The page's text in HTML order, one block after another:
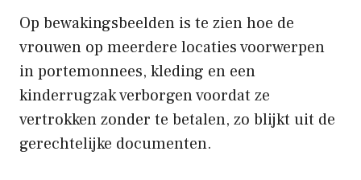
Op bewakingsbeelden is te zien hoe de
vrouwen op meerdere locaties voorwerpen
in portemonnees, kleding en een
kinderrugzak verborgen voordat ze
vertrokken zonder te betalen, zo blijkt uit de
gerechtelijke documenten.